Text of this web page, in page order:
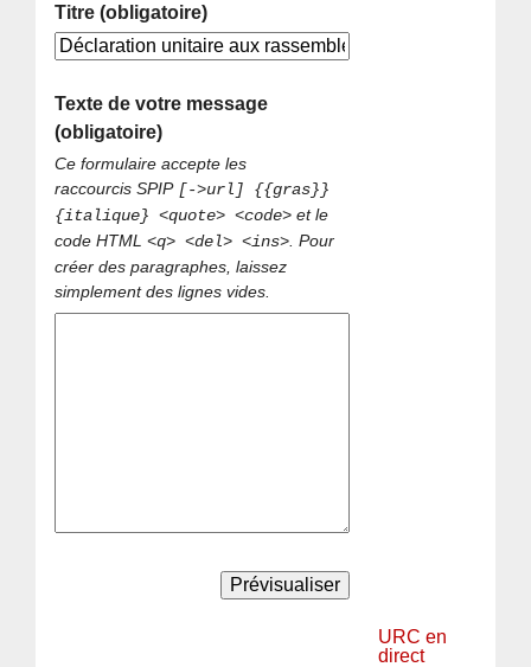
Titre (obligatoire)
Texte de votre message
(obligatoire)
Ce formulaire accepte les
raccourcis SPIP [->url] {{gras}}
{italique} <quote> <code> et le
code HTML<q> <del> <ins> . Pour
créer des paragraphes, laissez
simplement des lignes vides.
URC en
direct